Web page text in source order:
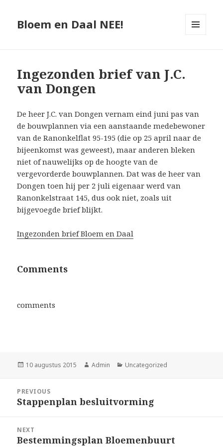
Bloem en Daal NEE!
Ingezonden brief van J.C.
van Dongen
De heer J.C. van Dongen vernam eind juni pas van
de bouwplannen via een aanstaande medebewoner
van de Ranonkelflat 95-195 (die op 25 april naar de
bijeenkomst was geweest), maar anderen bleken
niet of nauwelijks op de hoogte van de
vergevorderde bouwplannen. Dat was de heer van
Dongen toen hij per 2 juli eigenaar werd van
Ranonkelstraat 145, dus ook niet, zoals uit
bijgevoegde brief blijkt.
Ingezonden brief Bloem en Daal
Comments
comments
Posted
10 augustus 2015 Author
Admin Categories
Uncategorized
PREVIOUS
Previous
Stappenplan besluitvorming
NEXT
Next
Bestemmingsplan Bloemenbuurt